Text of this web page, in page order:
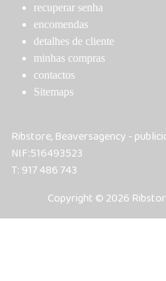
recuperar senha
encomendas
detalhes de cliente
minhas compras
contactos
Sitemaps
Ribstore, Beaversagency -
NIF:516493523
T: 917 486 743
Copyright © 2026